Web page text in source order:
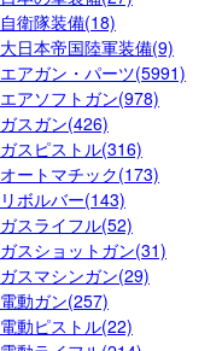
自衛隊装備(18)
大日本帝国陸軍装備(9)
エアガン・パーツ(5991)
エアソフトガン(978)
ガスガン(426)
ガスピストル(316)
オートマチック(173)
リボルバー(143)
ガスライフル(52)
ガスショットガン(31)
ガスマシンガン(29)
電動ガン(257)
電動ピストル(22)